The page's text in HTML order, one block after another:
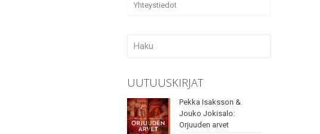
Yhteystiedot
UUTUUSKIRJAT
Pekka Isaksson &
Jouko Jokisalo:
Orjuuden arvet